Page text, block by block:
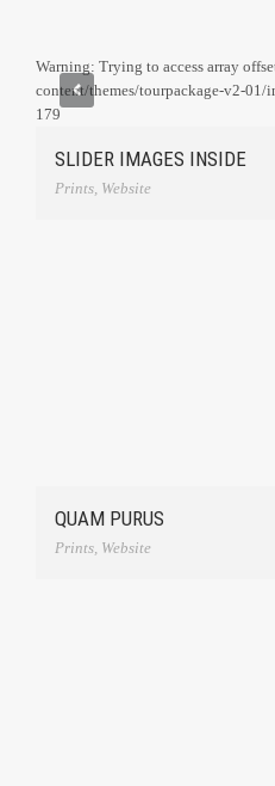
Warning: Trying to access array
content/themes/tourpackage-v2-
179
SLIDER IMAGES INSIDE
Prints, Website
QUAM PURUS
Prints, Website